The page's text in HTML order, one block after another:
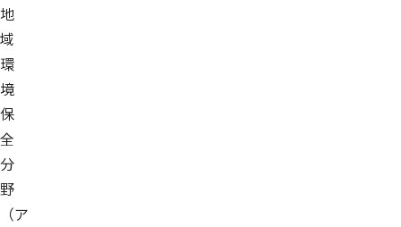
地
域
環
境
保
全
分
野
（ア